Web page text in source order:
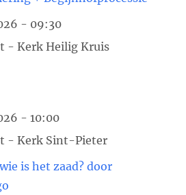
- 09:30
- Kerk Heilig Kruis
- 10:00
- Kerk Sint-Pieter
is het zaad? door